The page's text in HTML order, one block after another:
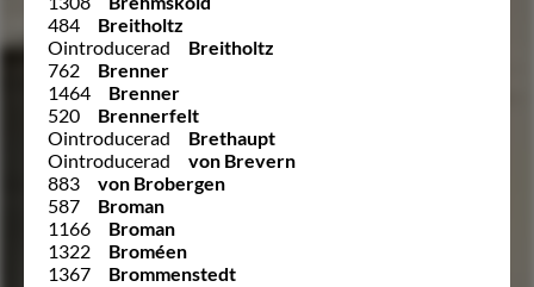
484
Breitholtz
Ointroducerad
Breitholtz
762
Brenner
1464
Brenner
520
Brennerfelt
Ointroducerad
Brethaupt
Ointroducerad
von Brevern
883
von Brobergen
587
Broman
1166
Broman
1322
Broméen
1367
Brommenstedt